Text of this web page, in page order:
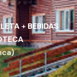
+ BEBIDAS